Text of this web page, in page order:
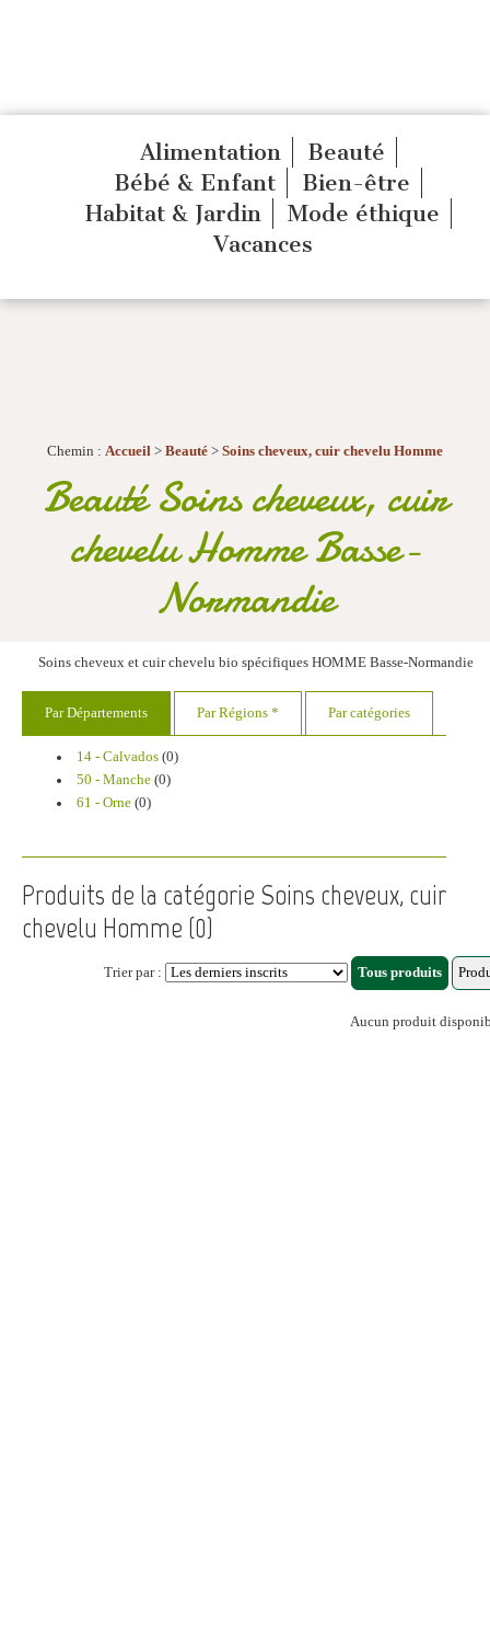
Alimentation
Beauté
Bébé & Enfant
Bien-être
Habitat & Jardin
Mode éthique
Vacances
Chemin : Accueil > Beauté > Soins cheveux, cuir chevelu Homme
Beauté Soins cheveux, cuir
chevelu Homme Basse-
Normandie
Soins cheveux et cuir chevelu bio spécifiques HOMME Basse-Normandie
Par Départements Par Régions * Par catégories
14 - Calvados(0)
50 - Manche(0)
61 - Orne(0)
Produits de la catégorie Soins cheveux, cuir
chevelu Homme (0)
Trier par :
Aucun produit